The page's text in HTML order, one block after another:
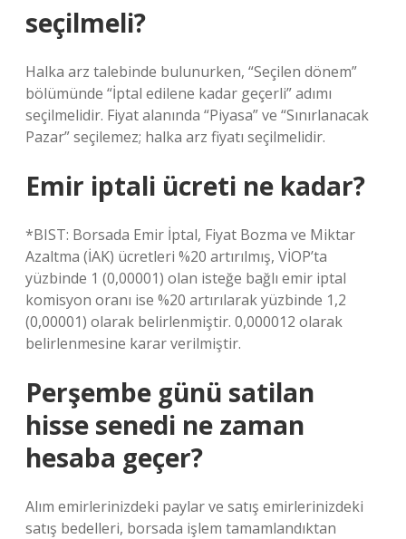
seçilmeli?
Halka arz talebinde bulunurken, “Seçilen dönem”
bölümünde “İptal edilene kadar geçerli” adımı
seçilmelidir. Fiyat alanında “Piyasa” ve “Sınırlanacak
Pazar” seçilemez; halka arz fiyatı seçilmelidir.
Emir iptali ücreti ne kadar?
*BIST: Borsada Emir İptal, Fiyat Bozma ve Miktar
Azaltma (İAK) ücretleri %20 artırılmış, VİOP’ta
yüzbinde 1 (0,00001) olan isteğe bağlı emir iptal
komisyon oranı ise %20 artırılarak yüzbinde 1,2
(0,00001) olarak belirlenmiştir. 0,000012 olarak
belirlenmesine karar verilmiştir.
Perşembe günü satilan
hisse senedi ne zaman
hesaba geçer?
Alım emirlerinizdeki paylar ve satış emirlerinizdeki
satış bedelleri, borsada işlem tamamlandıktan